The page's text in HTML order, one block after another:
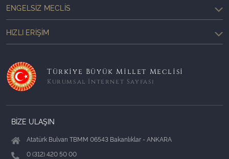
ENGELSIZ MECLIS
HIZLI ERIŞIM
Türkiye Büyük Millet Meclisi
Kurumsal İnternet Sayfası
BİZE ULAŞIN
Atatürk Bulvarı TBMM 06543 Bakanlıklar - ANKARA
0 (312) 420 50 00